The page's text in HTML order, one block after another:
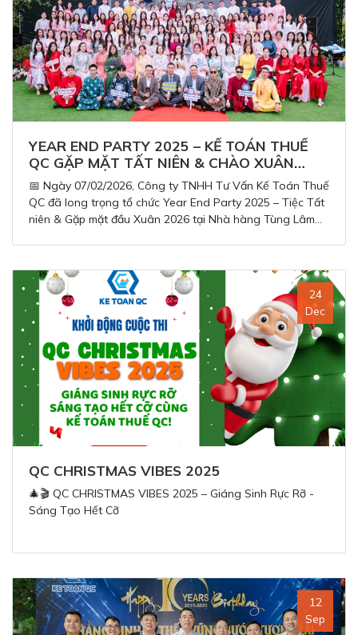
YEAR END PARTY 2025 – KẾ TOÁN THUẾ
QC GẶP MẶT TẤT NIÊN & CHÀO XUÂN
2026
📅 Ngày 07/02/2026, Công ty TNHH Tư Vấn Kế Toán Thuế
QC đã long trọng tổ chức Year End Party 2025 – Tiệc Tất
niên & Gặp mặt đầu Xuân 2026 tại Nhà hàng Tùng Lâm
thân thiết.
24
Dec
QC CHRISTMAS VIBES 2025
🎄🎬 QC CHRISTMAS VIBES 2025 – Giáng Sinh Rực Rỡ -
Sáng Tạo Hết Cỡ
12
Sep